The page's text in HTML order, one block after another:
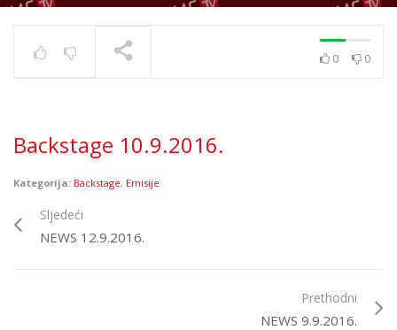
0 0
Backstage 10.9.2016.
Kategorija: Backstage, Emisije
Sljedeći
NEWS 12.9.2016.
Prethodni
NEWS 9.9.2016.